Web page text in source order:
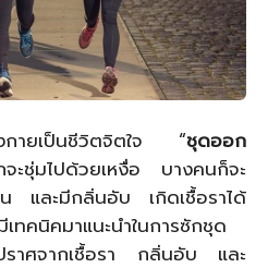
กายเป็นชีวิตจิตใจ “ชุดออก
ชุ่มไปด้วยเหงื่อ บางคนก็จะ
น และมีกลิ่นอับ เกิดเชื้อราได้
ทคนิคมาแนะนำในการซักชุด
ราศจากเชื้อรา กลิ่นอับ และ